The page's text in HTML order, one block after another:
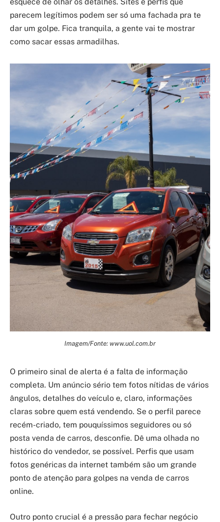
esquece de olhar os detalhes. Sites e perfis que
parecem legítimos podem ser só uma fachada pra te
dar um golpe. Fica tranquila, a gente vai te mostrar
como sacar essas armadilhas.
Imagem/Fonte: www.uol.com.br
O primeiro sinal de alerta é a falta de informação
completa. Um anúncio sério tem fotos nítidas de vários
ângulos, detalhes do veículo e, claro, informações
claras sobre quem está vendendo. Se o perfil parece
recém-criado, tem pouquíssimos seguidores ou só
posta venda de carros, desconfie. Dê uma olhada no
histórico do vendedor, se possível. Perfis que usam
fotos genéricas da internet também são um grande
ponto de atenção para golpes na venda de carros
online.
Outro ponto crucial é a pressão para fechar negócio